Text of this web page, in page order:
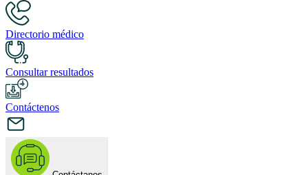
Directorio médico
Consultar resultados
Contáctenos